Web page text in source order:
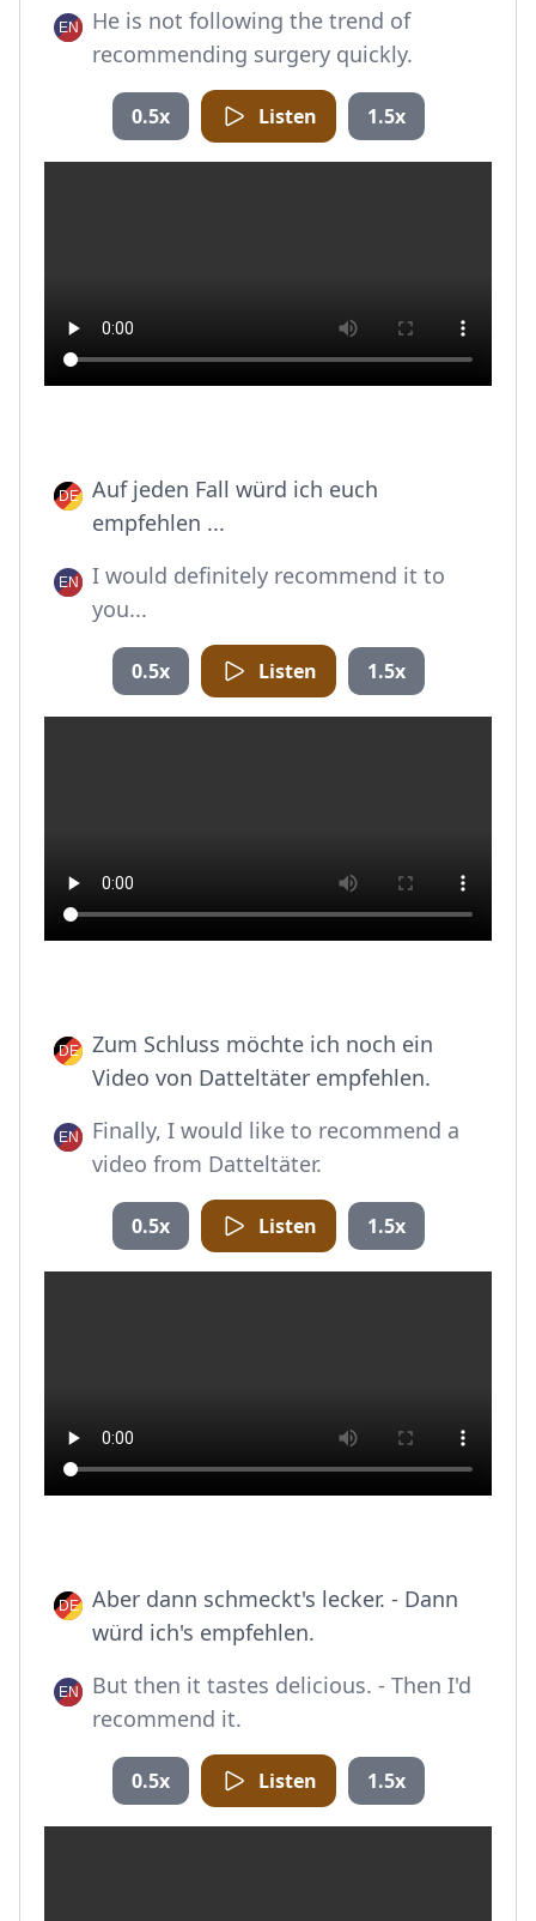
He is not following the trend of
recommending surgery quickly.
0.5x Listen 1.5x
Auf jeden Fall würd ich euch
empfehlen ...
I would definitely recommend it to
you...
0.5x Listen 1.5x
Zum Schluss möchte ich noch ein
Video von Datteltäter empfehlen.
Finally, I would like to recommend a
video from Datteltäter.
0.5x Listen 1.5x
Aber dann schmeckt's lecker. - Dann
würd ich's empfehlen.
But then it tastes delicious. - Then I'd
recommend it.
0.5x Listen 1.5x